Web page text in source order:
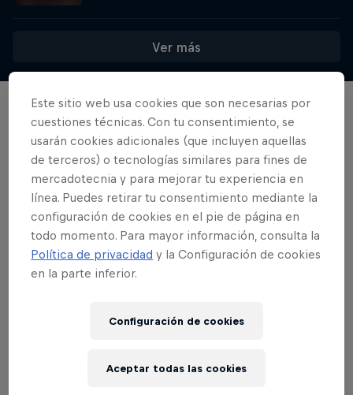
Ver más
Películas y Shows
1 Temporada · 9 episodios
VIDEOJUEGOS
Eventos
Este sitio web usa cookies que son necesarias por
cuestiones técnicas. Con tu consentimiento, se
usarán cookies adicionales (que incluyen aquellas
de terceros) o tecnologías similares para fines de
mercadotecnia y para mejorar tu experiencia en
línea. Puedes retirar tu consentimiento mediante la
configuración de cookies en el pie de página en
todo momento. Para mayor información, consulta la
Política de privacidad y la Configuración de cookies
en la parte inferior.
Configuración de cookies
Aceptar todas las cookies